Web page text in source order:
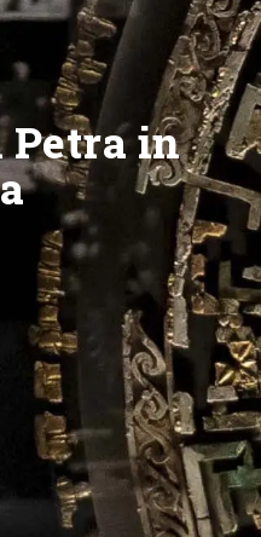
Petra in